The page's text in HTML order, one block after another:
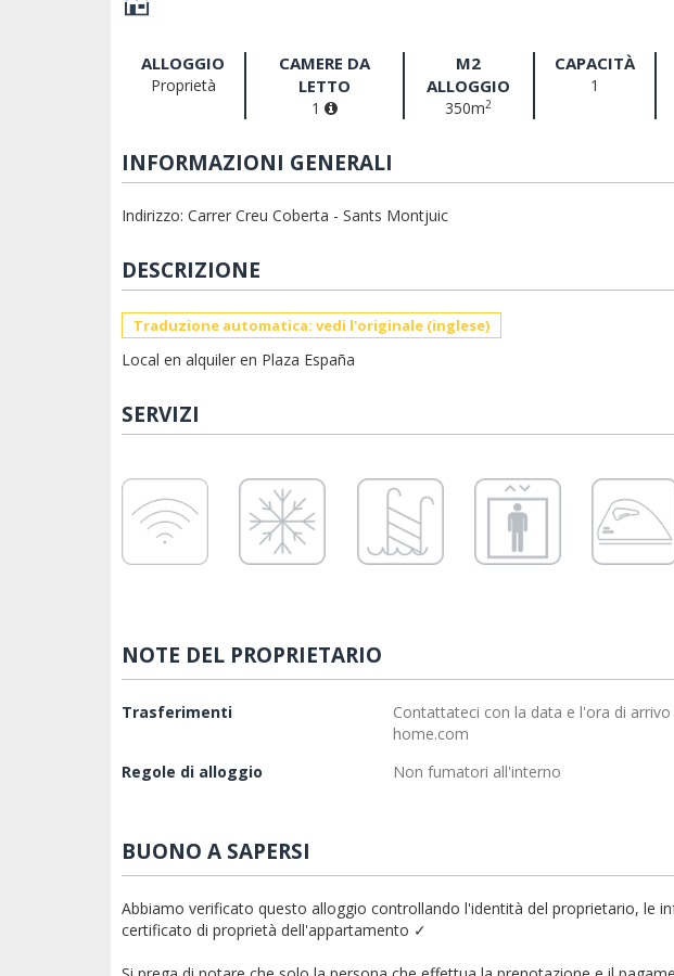
ALLOGGIO
Proprietà
CAMERE DA
LETTO
1
M2
ALLOGGIO
350m2
CAPACITÀ
1
INFORMAZIONI GENERALI
Indirizzo: Carrer Creu Coberta - Sants Montjuic
DESCRIZIONE
Traduzione automatica: vedi l'originale (inglese)
Local en alquiler en Plaza España
SERVIZI
NOTE DEL PROPRIETARIO
Trasferimenti
Contattateci con la data e l'ora di
home.com
Regole di alloggio
Non fumatori all'interno
BUONO A SAPERSI
Abbiamo verificato questo alloggio controllando l'identità del proprietario, le
certificato di proprietà dell'appartamento ✓